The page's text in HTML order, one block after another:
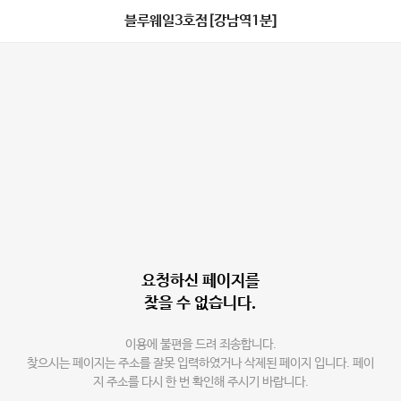
블루웨일3호점[강남역1분]
요청하신 페이지를
찾을 수 없습니다.
이용에 불편을 드려 죄송합니다.
찾으시는 페이지는 주소를 잘못 입력하였거나 삭제된 페이지 입니다. 페이
지 주소를 다시 한 번 확인해 주시기 바랍니다.